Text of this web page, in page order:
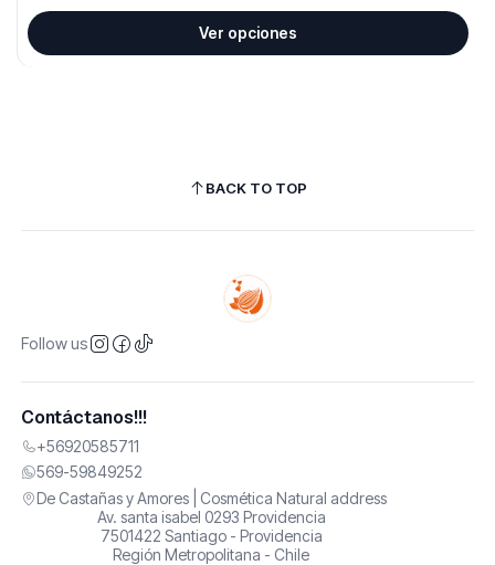
Ver opciones
BACK TO TOP
Follow us
Contáctanos!!!
+56920585711
569-59849252
De Castañas y Amores | Cosmética Natural address
Av. santa isabel 0293 Providencia
7501422 Santiago - Providencia
Región Metropolitana - Chile